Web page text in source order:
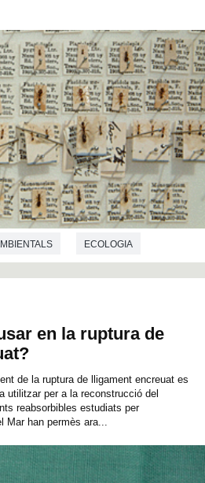
ECOLOGIA
en la ruptura de
de la ruptura de lligament encreuat es
utilitzar per a la reconstrucció del
reabsorbibles estudiats per
Mar han permès ara...